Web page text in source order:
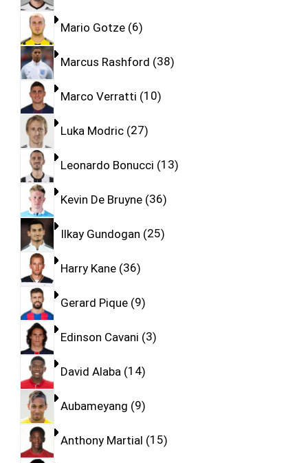
Mario Gotze 6
Marcus Rashford 38
Marco Verratti 10
Luka Modric 27
Leonardo Bonucci 13
Kevin De Bruyne 36
Ilkay Gundogan 25
Harry Kane 36
Gerard Pique 9
Edinson Cavani 3
David Alaba 14
Aubameyang 9
Anthony Martial 15